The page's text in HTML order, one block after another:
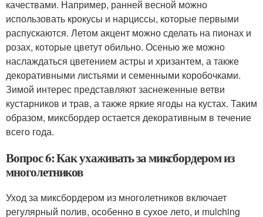
качествами. Например, ранней весной можно
использовать крокусы и нарциссы, которые первыми
распускаются. Летом акцент можно сделать на пионах и
розах, которые цветут обильно. Осенью же можно
наслаждаться цветением астры и хризантем, а также
декоративными листьями и семенными коробочками.
Зимой интерес представляют заснеженные ветви
кустарников и трав, а также яркие ягоды на кустах. Таким
образом, миксбордер остается декоративным в течение
всего года.
Вопрос 6: Как ухаживать за миксбордером из
многолетников
Уход за миксбордером из многолетников включает
регулярный полив, особенно в сухое лето, и mulching